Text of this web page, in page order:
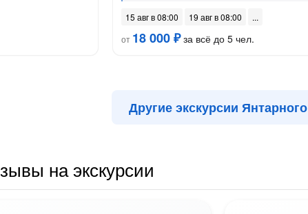
15 авг в 08:00
19 авг в 08:00
от 18 000 ₽за всё до 5 чел.
Другие экскурсии Янтарного
на экскурсии